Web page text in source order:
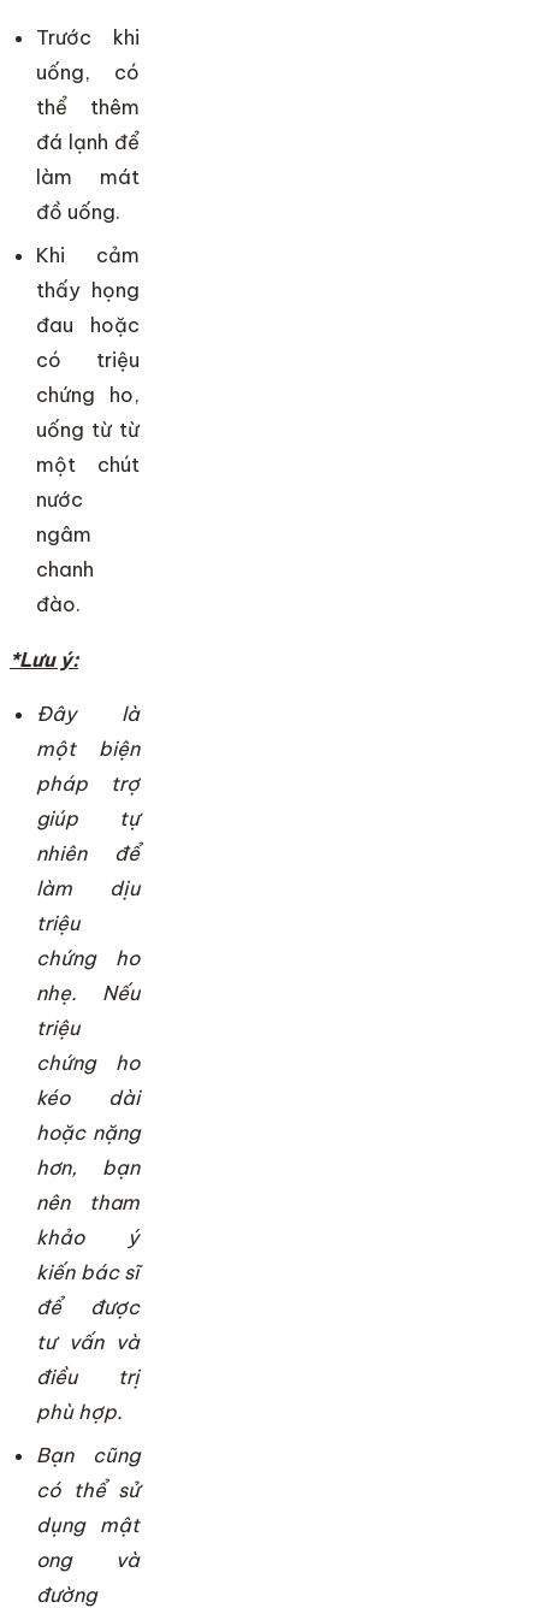
Trước khi
uống, có
thể thêm
đá lạnh để
làm mát
đồ uống.
Khi cảm
thấy họng
đau hoặc
có triệu
chứng ho,
uống từ từ
một chút
nước
ngâm
chanh
đào.
*Lưu ý:
Đây là
một biện
pháp trợ
giúp tự
nhiên để
làm dịu
triệu
chứng ho
nhẹ. Nếu
triệu
chứng ho
kéo dài
hoặc nặng
hơn, bạn
nên tham
khảo ý
kiến bác sĩ
để được
tư vấn và
điều trị
phù hợp.
Bạn cũng
có thể sử
dụng mật
ong và
đường